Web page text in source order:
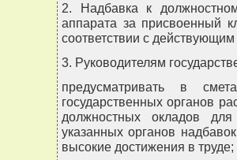
2. Надбавка к
аппарата за присвоенный
соответствии с
3. Руководителям
предусматривать в
государственных органов
должностных окладов
указанных органов
высокие достижения в труде;